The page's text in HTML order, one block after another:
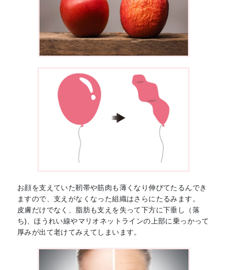
お顔を支えていた靭帯や筋肉も薄くなり伸びてたるんでき
ますので、支えがなくなった組織はさらにたるみます。
皮膚だけでなく、脂肪も支えを失って下方に下垂し（落
ち)、ほうれい線やマリオネットラインの上部に乗っかって
厚みが出て老けてみえてしまいます。